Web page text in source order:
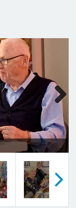
Next